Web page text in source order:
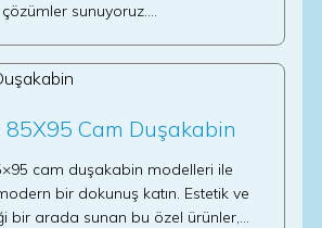
çözümler sunuyoruz.…
85X95 Cam Duşakabin
cam duşakabin modelleri ile
bir dokunuş katın. Estetik ve
bir arada sunan bu özel ürünler,…